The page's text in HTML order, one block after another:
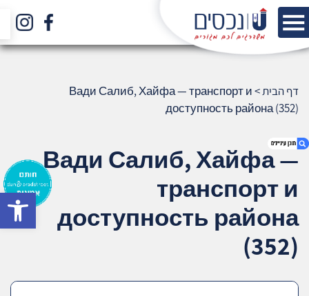
1. Вади Салиб, Хайфа — транспорт и
доступность района (352)
2. אודות U נכסים
3. שאלתם ? ענינו !
דף הבית>
Вади Салиб, Хайфа — транспорт и
доступность района (352)
Вади Салиб, Хайфа —
транспорт и
доступность района
(352)